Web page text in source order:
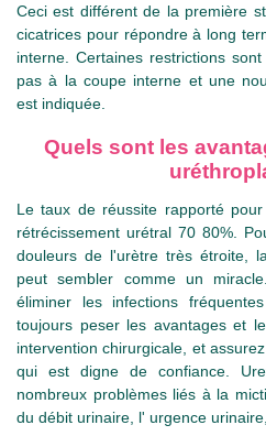
Ceci est différent de la première
cicatrices pour répondre à long
interne. Certaines restrictions
pas à la coupe interne et une
est indiquée.
Quels sont les
Le taux de réussite rapporté
rétrécissement urétral 70 80%.
douleurs de l'urètre très étroite,
peut sembler comme un
éliminer les infections
toujours peser les avantages et
intervention chirurgicale, et
qui est digne de confiance.
nombreux problèmes liés à la
du débit urinaire, l' urgence